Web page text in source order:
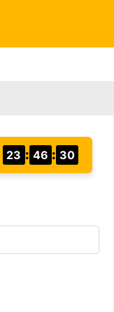
23 : 46 : 29